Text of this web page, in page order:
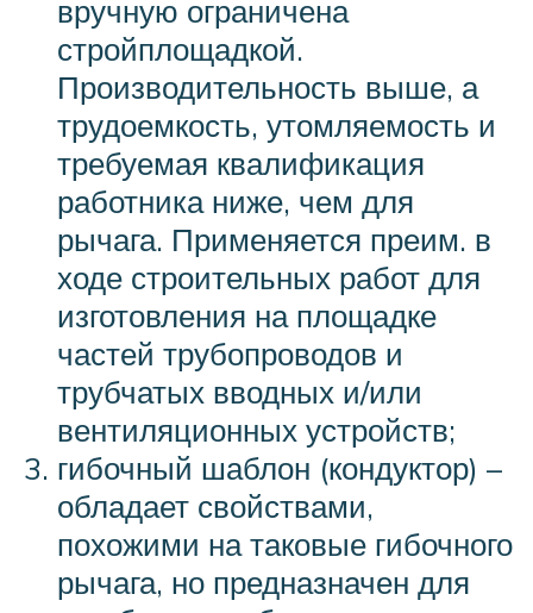
вручную ограничена
стройплощадкой.
Производительность выше, а
трудоемкость, утомляемость и
требуемая квалификация
работника ниже, чем для
рычага. Применяется преим. в
ходе строительных работ для
изготовления на площадке
частей трубопроводов и
трубчатых вводных и/или
вентиляционных устройств;
гибочный шаблон (кондуктор) –
обладает свойствами,
похожими на таковые гибочного
рычага, но предназначен для